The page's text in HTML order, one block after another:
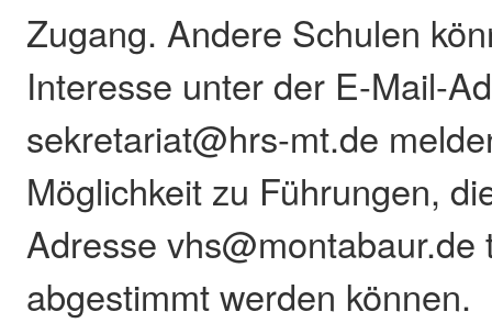
Zugang. Andere Schulen
Interesse unter der E-Mail-
sekretariat@hrs-mt.de
Möglichkeit zu Führungen,
Adresse vhs@montabaur.de
abgestimmt werden können.